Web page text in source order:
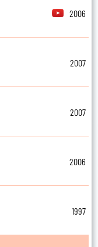
2006
2007
2007
2006
1997